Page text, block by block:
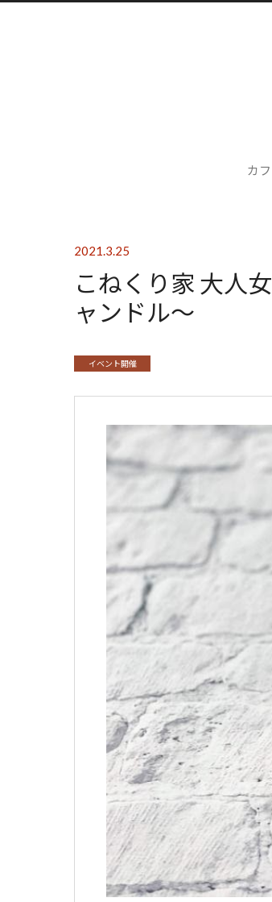
カ
2021.3.25
こねくり家 大人
ャンドル〜
イベント開催